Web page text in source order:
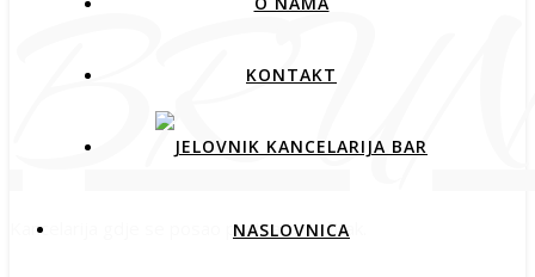
Kancelarija gdje se posao pretvara u užitak.
KONTAKT
NASLOVNICA